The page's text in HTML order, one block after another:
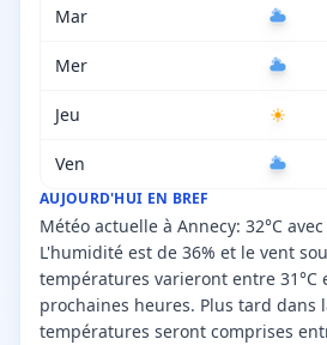
AUJOURD'HUI EN BREF
Météo actuelle à Annecy: 32°C
L'humidité est de 36% et le vent
températures varieront entre 31°C
prochaines heures. Plus tard dans
températures seront comprises
Mar
Mer
Jeu
Ven